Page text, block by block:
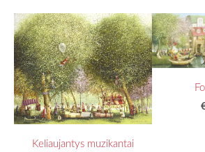
Keliaujantys muzikantai